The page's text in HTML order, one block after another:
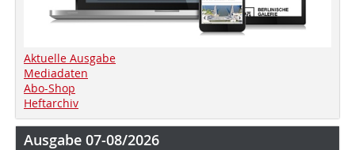
Aktuelle Ausgabe
Mediadaten
Abo-Shop
Heftarchiv
Ausgabe 07-08/2026